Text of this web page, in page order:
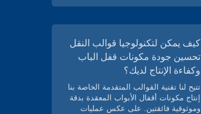
كيف يمكن لتكنولوجيا قوالب النقل
تحسين جودة مكونات قفل الباب
وكفاءة الإنتاج لديك؟
تتيح لنا تقنية القوالب المتقدمة الخاصة بنا
إنتاج مكونات أقفال الأبواب المعقدة بدقة
وموثوقية فائقتين. على عكس عمليات